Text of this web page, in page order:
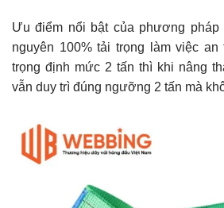
Ưu điểm nổi bật của phương
nguyên 100% tải trọng làm việc
trọng định mức 2 tấn thì khi nâng
vẫn duy trì đúng ngưỡng 2 tấn mà